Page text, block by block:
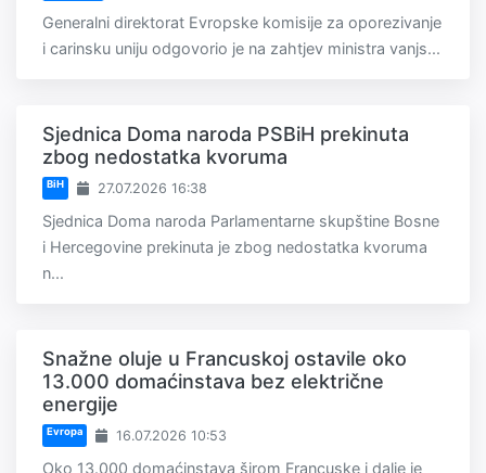
Generalni direktorat Evropske komisije za oporezivanje
i carinsku uniju odgovorio je na zahtjev ministra vanjs...
Sjednica Doma naroda PSBiH prekinuta
zbog nedostatka kvoruma
BiH 27.07.2026 16:38
Sjednica Doma naroda Parlamentarne skupštine Bosne
i Hercegovine prekinuta je zbog nedostatka kvoruma
n...
Snažne oluje u Francuskoj ostavile oko
13.000 domaćinstava bez električne
energije
Evropa 16.07.2026 10:53
Oko 13.000 domaćinstava širom Francuske i dalje je